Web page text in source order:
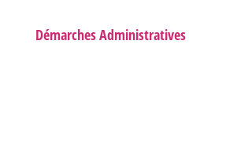
Démarches Administratives